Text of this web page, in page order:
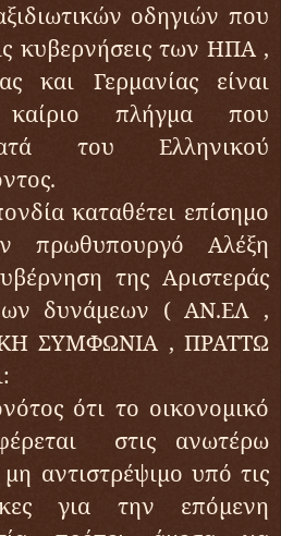
οδηγιών που
κυβερνήσεις των ΗΠΑ ,
και Γερμανίας είναι
πλήγμα που
του Ελληνικού
καταθέτει επίσημο
πρωθυπουργό Αλέξη
της Αριστεράς
δυνάμεων ( ΑΝ.ΕΛ ,
ΣΥΜΦΩΝΙΑ , ΠΡΑΤΤΩ
ότι το οικονομικό
στις ανωτέρω
μη αντιστρέψιμο υπό τις
για την επόμενη